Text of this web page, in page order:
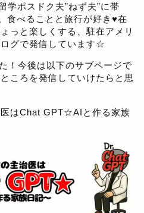
学ポスドク夫”ねず夫”に帯
食べることと旅行が好き♥在
っと楽しくする、駐在アメリ
グで発信しています☆
！今後は以下のサブページで
ころを発信していけたらと思
はChat GPT☆AIと作る家族